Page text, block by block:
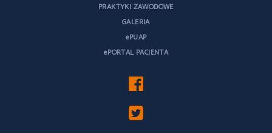
PRAKTYKI ZAWODOWE
GALERIA
ePUAP
ePORTAL PACJENTA